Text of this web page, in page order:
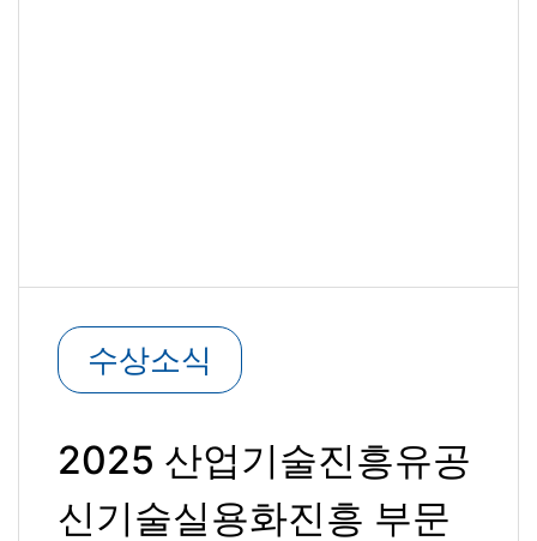
수상소식
2025 산업기술진흥유공
신기술실용화진흥 부문